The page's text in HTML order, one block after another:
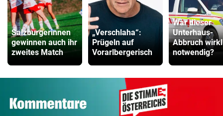
Salzburgerinnen
gewinnen auch ihr
zweites Match
„Verschlaha“:
Prügeln auf
Vorarlbergerisch
War dieser
Unterhaus-
Abbruch
notwendig?